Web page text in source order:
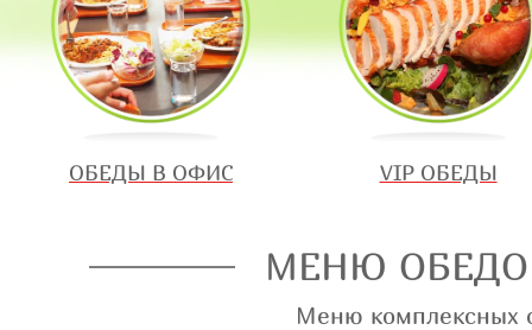
ОБЕДЫ В ОФИС VIP ОБЕДЫ
МЕНЮ
Меню комплексных